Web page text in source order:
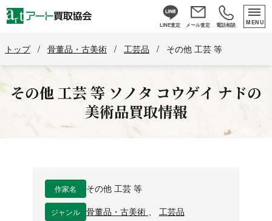
LINE査定 メール査定 電話相談 MENU
トップ / 骨董品・古美術 / 工芸品 / その他 工芸 等
その他 工芸 等 ソノタ コウゲイ ナドの
美術品買取情報
作家名 その他 工芸 等
ジャンル 骨董品・古美術 工芸品